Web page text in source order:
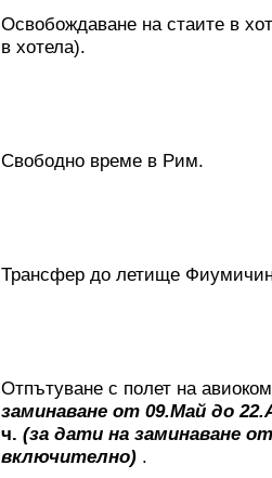
Освобождаване на стаите в
в хотела).
Свободно време в Рим.
Трансфер до летище
Отпътуване с полет на
заминаване от 09.Май до
ч. (за дати на заминаване
включително) .